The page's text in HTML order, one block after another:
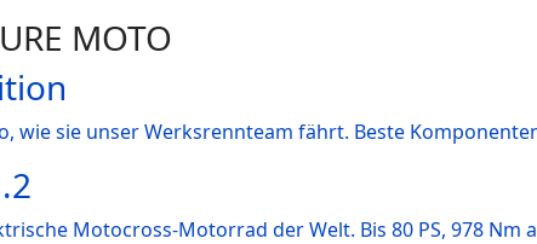
MOTO
wie sie unser Werksrennteam fährt. Beste
Motocross-Motorrad der Welt. Bis 80 PS, 978 Nm